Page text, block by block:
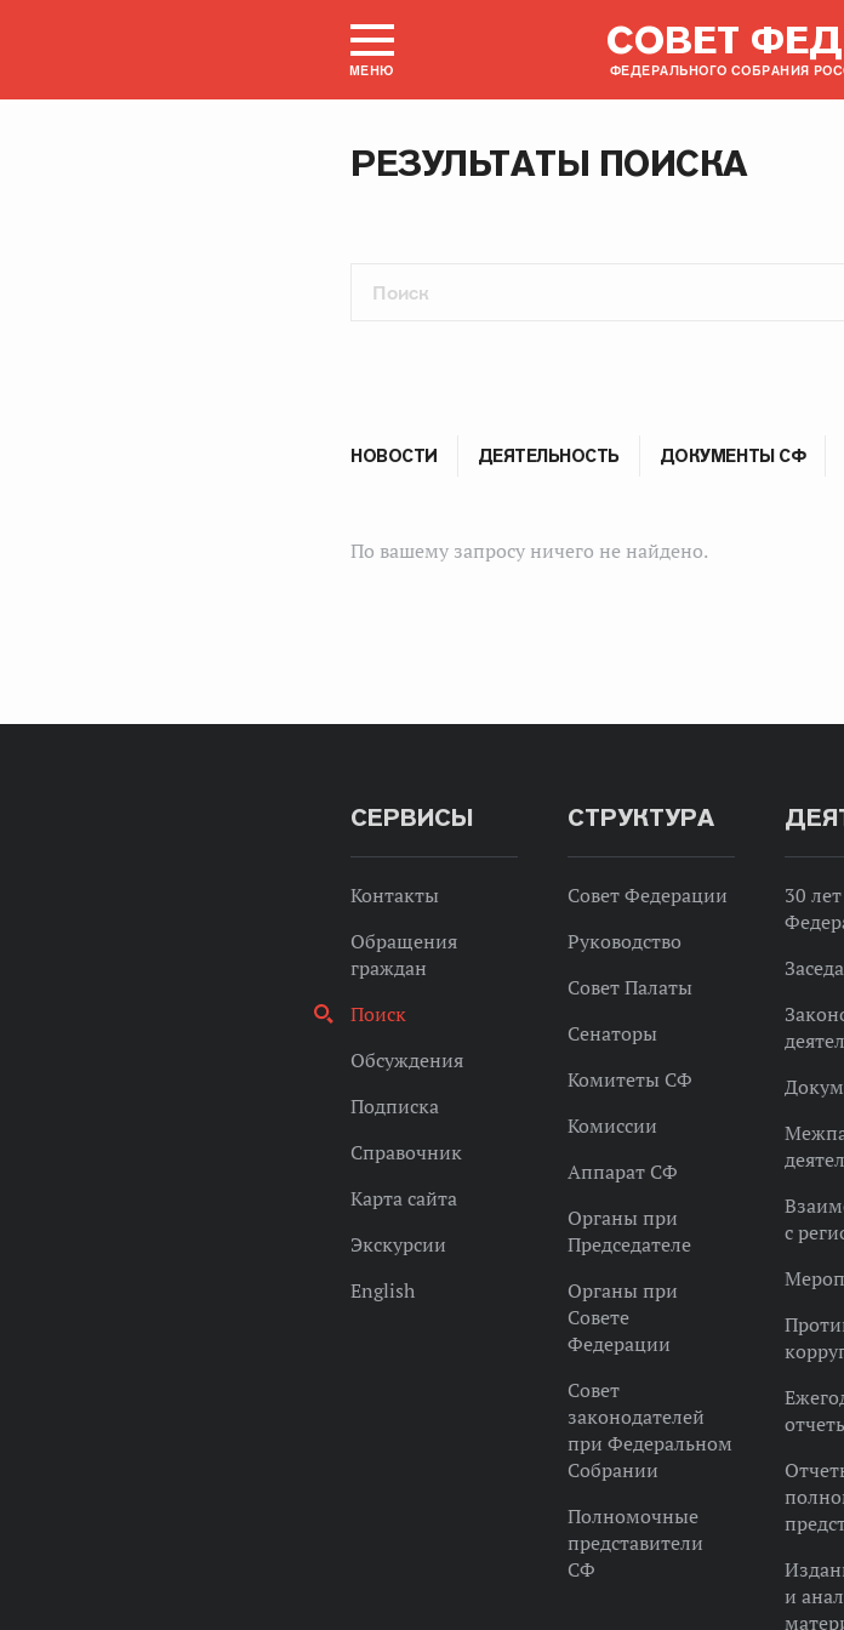
МЕНЮ
СОВЕТ
ФЕДЕРАЛЬНОГО СОБРАНИЯ
РЕЗУЛЬТАТЫ ПОИСКА
НОВОСТИ ДЕЯТЕЛЬНОСТЬ ДОКУМЕНТЫ СФ
По вашему запросу ничего не найдено.
СЕРВИСЫ
Контакты
Обращения
граждан
Поиск
Обсуждения
Подписка
Справочник
Карта сайта
Экскурсии
English
СТРУКТУРА
Совет Федерации
Руководство
Совет Палаты
Сенаторы
Комитеты СФ
Комиссии
Аппарат СФ
Органы при
Председателе
Органы при
Совете
Федерации
Совет
законодателей
при Федеральном
Собрании
Полномочные
представители
СФ
30
с
и